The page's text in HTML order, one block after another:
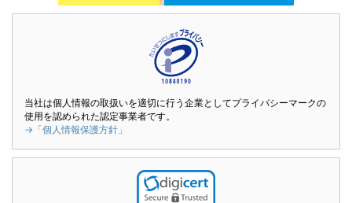
当社は個人情報の取扱いを適切に行う企業としてプライバシーマークの
使用を認められた認定事業者です。
→「個人情報保護方針」